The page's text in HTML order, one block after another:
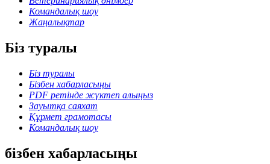
Командалық шоу
Жаңалықтар
Біз туралы
Біз туралы
Бізбен хабарласыңы
PDF ретінде жүктеп алыңыз
Зауытқа саяхат
Құрмет грамотасы
Командалық шоу
бізбен хабарласыңы